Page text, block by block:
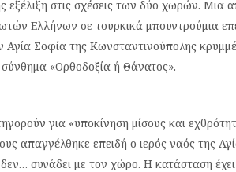
στις σχέσεις των δύο χωρών. Μια
Ελλήνων σε τουρκικά μπουντρούμια
Σοφία της Κωνσταντινούπολης
σύνθημα «Ορθοδοξία ή Θάνατος».
για «υποκίνηση μίσους και
απαγγέλθηκε επειδή ο ιερός ναός της
συνάδει με τον χώρο. Η κατάσταση έχει